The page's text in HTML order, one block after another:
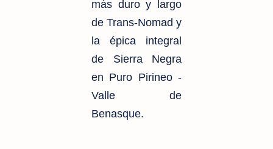
más duro y largo
de Trans-Nomad y
la épica integral
de Sierra Negra
en Puro Pirineo -
Valle de
Benasque.